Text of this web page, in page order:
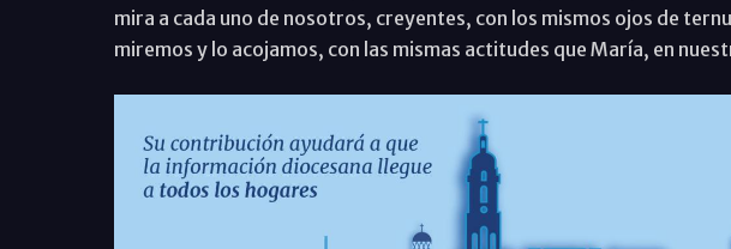
mira a cada uno de nosotros, creyentes, con los mismos ojos de
miremos y lo acojamos, con las mismas actitudes que María, en